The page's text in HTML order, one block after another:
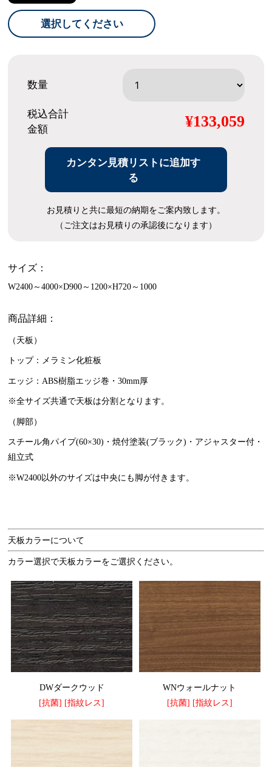
選択してください
数量
税込合計
金額
¥133,059
カンタン見積リストに追加す
る
お見積りと共に最短の納期をご案内致します。
（ご注文はお見積りの承認後になります）
サイズ：
W2400～4000×D900～1200×H720～1000
商品詳細：
（天板）
トップ：メラミン化粧板
エッジ：ABS樹脂エッジ巻・30mm厚
※全サイズ共通で天板は分割となります。
（脚部）
スチール角パイプ(60×30)・焼付塗装(ブラック)・アジャスター付・
組立式
※W2400以外のサイズは中央にも脚が付きます。
天板カラーについて
カラー選択で天板カラーをご選択ください。
DWダークウッド
WNウォールナット
[抗菌] [指紋レス]
[抗菌] [指紋レス]